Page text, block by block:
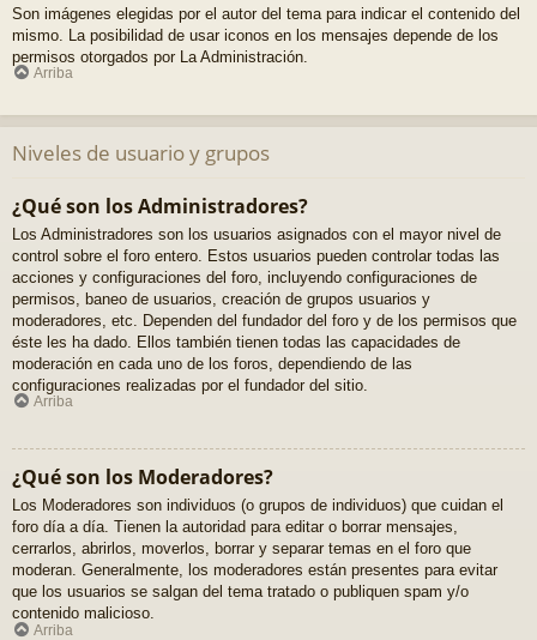
Son imágenes elegidas por el autor del tema para indicar el contenido del
mismo. La posibilidad de usar iconos en los mensajes depende de los
permisos otorgados por La Administración.
Arriba
Niveles de usuario y grupos
¿Qué son los Administradores?
Los Administradores son los usuarios asignados con el mayor nivel de
control sobre el foro entero. Estos usuarios pueden controlar todas las
acciones y configuraciones del foro, incluyendo configuraciones de
permisos, baneo de usuarios, creación de grupos usuarios y
moderadores, etc. Dependen del fundador del foro y de los permisos que
éste les ha dado. Ellos también tienen todas las capacidades de
moderación en cada uno de los foros, dependiendo de las
configuraciones realizadas por el fundador del sitio.
Arriba
¿Qué son los Moderadores?
Los Moderadores son individuos (o grupos de individuos) que cuidan el
foro día a día. Tienen la autoridad para editar o borrar mensajes,
cerrarlos, abrirlos, moverlos, borrar y separar temas en el foro que
moderan. Generalmente, los moderadores están presentes para evitar
que los usuarios se salgan del tema tratado o publiquen spam y/o
contenido malicioso.
Arriba